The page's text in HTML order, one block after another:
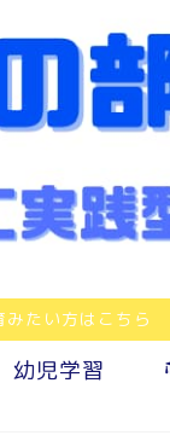
たい方はこちら
幼児学習